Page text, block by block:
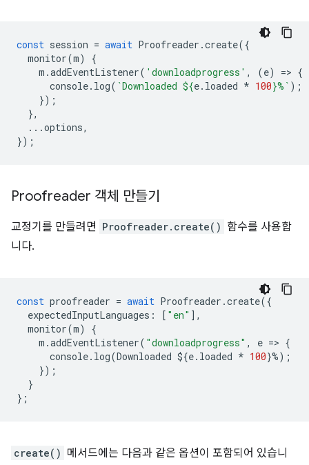
const session = await Proofreader .create({
monitor(m)
{
m .addEventListener( 'downloadprogress' , (e) => {
console. log( `Downloaded ${e. loaded * 100}%` );
});
},
...options,
});
Proofreader 객체 만들기
교정기를 만들려면 Proofreader.create() 함수를 사용합
니다.
const proofreader = await Proofreader .create({
expectedInputLanguages : [ "en" ],
monitor(m)
{
m .addEventListener( "downloadprogress" , e => {
console. log(Downloaded ${e. loaded * 100}%);
});
}
};
create() 메서드에는 다음과 같은 옵션이 포함되어 있습니